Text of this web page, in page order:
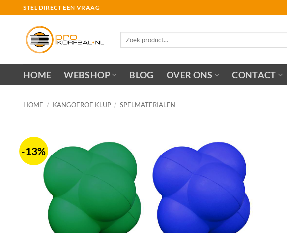
naar
STEL DIRECT EEN VRAAG
HOME WEBSHOP BLOG OVER ONS CONTACT
HOME / KANGOEROE KLUP / SPELMATERIALEN
-13%